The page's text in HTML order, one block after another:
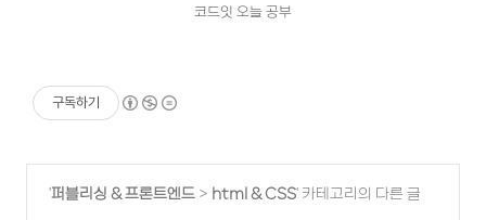
코드잇 오늘 공부
구독하기
'퍼블리싱 & 프론트엔드 > html & CSS' 카테고리의 다른 글